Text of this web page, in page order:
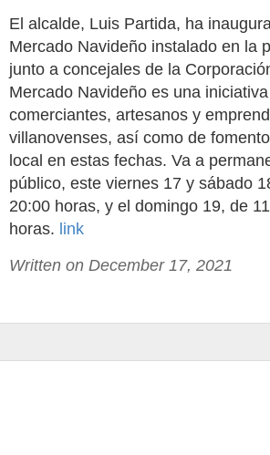
El alcalde, Luis Partida, ha
Mercado Navideño instalado en la
junto a concejales de la
Mercado Navideño es una
comerciantes, artesanos y
villanovenses, así como de
local en estas fechas. Va a
público, este viernes 17 y sábado
20:00 horas, y el domingo 19, de
horas. link
Written on December 17, 2021